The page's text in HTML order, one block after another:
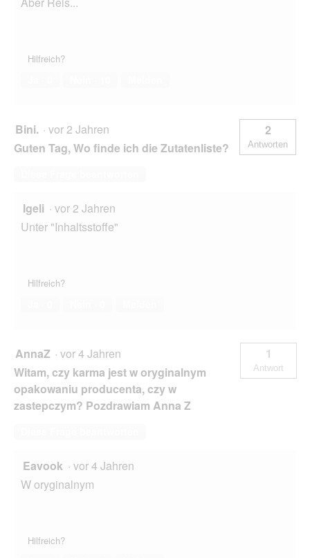
Hilfreich?
Bini. · vor 2 Jahren
Guten Tag, Wo finde ich die Zutatenliste?
2
Antworten
Igeli · vor 2 Jahren
Unter "Inhaltsstoffe"
Hilfreich?
AnnaZ · vor 4 Jahren
Witam, czy karma jest w oryginalnym
opakowaniu producenta, czy w
zastepczym? Pozdrawiam Anna Z
1
Antwort
Eavook · vor 4 Jahren
W oryginalnym
Hilfreich?